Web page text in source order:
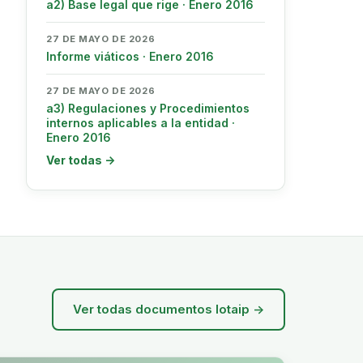
a2) Base legal que rige · Enero 2016
27 DE MAYO DE 2026
Informe viáticos · Enero 2016
27 DE MAYO DE 2026
a3) Regulaciones y Procedimientos
internos aplicables a la entidad ·
Enero 2016
Ver todas →
Ver todas documentos lotaip →